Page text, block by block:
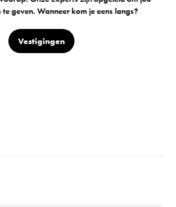
geven. Wanneer kom je eens langs?
Vestigingen